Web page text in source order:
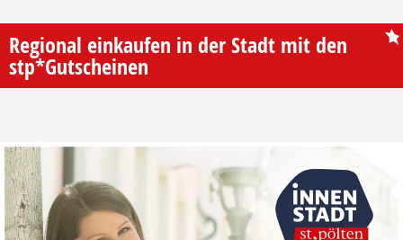
Regional einkaufen in der Stadt mit den
stp*Gutscheinen